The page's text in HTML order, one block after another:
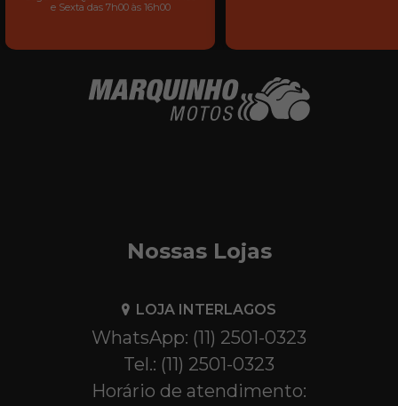
e Sexta das 7h00 às 16h00
Nossas Lojas
LOJA INTERLAGOS
WhatsApp: (11) 2501-0323
Tel.: (11) 2501-0323
Horário de atendimento: